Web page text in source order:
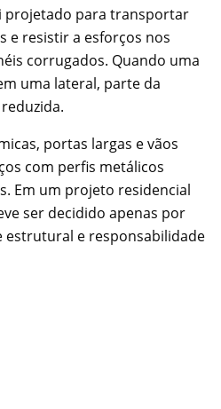
projetado para transportar
e resistir a esforços nos
corrugados. Quando uma
uma lateral, parte da
portas largas e vãos
com perfis metálicos
Em um projeto residencial
ser decidido apenas por
estrutural e responsabilidade